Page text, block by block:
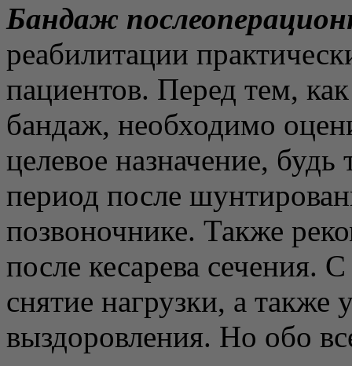
Бандаж
реабилитации
пациентов. Перед тем,
бандаж, необходимо
целевое назначение,
период после
позвоночнике. Также
после кесарева сечения.
снятие нагрузки, а также
выздоровления. Но обо